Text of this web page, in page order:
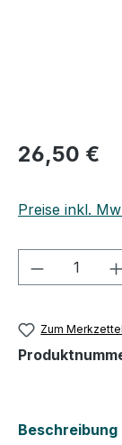
Regulärer Preis:
26,50 €
Preise inkl.
Produkt
Zum
Beschreibung